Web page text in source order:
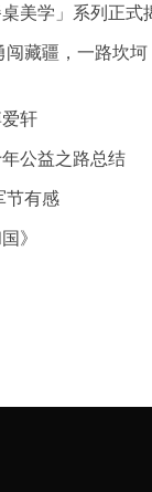
美学」系列正式
藏疆，一路坎
轩
公益之路总结
节有感
》